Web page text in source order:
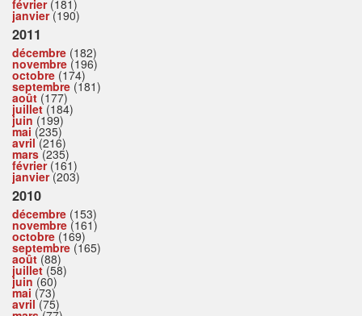
février(181)
janvier(190)
2011
décembre (182)
novembre (196)
octobre (174)
septembre (181)
août (177)
juillet(184)
juin (199)
mai (235)
avril(216)
mars(235)
février(161)
janvier(203)
2010
décembre (153)
novembre (161)
octobre (169)
septembre (165)
août (88)
juillet(58)
juin (60)
mai (73)
avril(75)